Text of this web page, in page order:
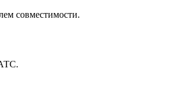
совместимости.